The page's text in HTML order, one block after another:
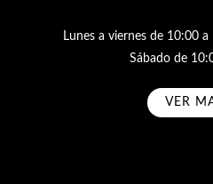
Lunes a viernes de 10:00
Sábado de
VER